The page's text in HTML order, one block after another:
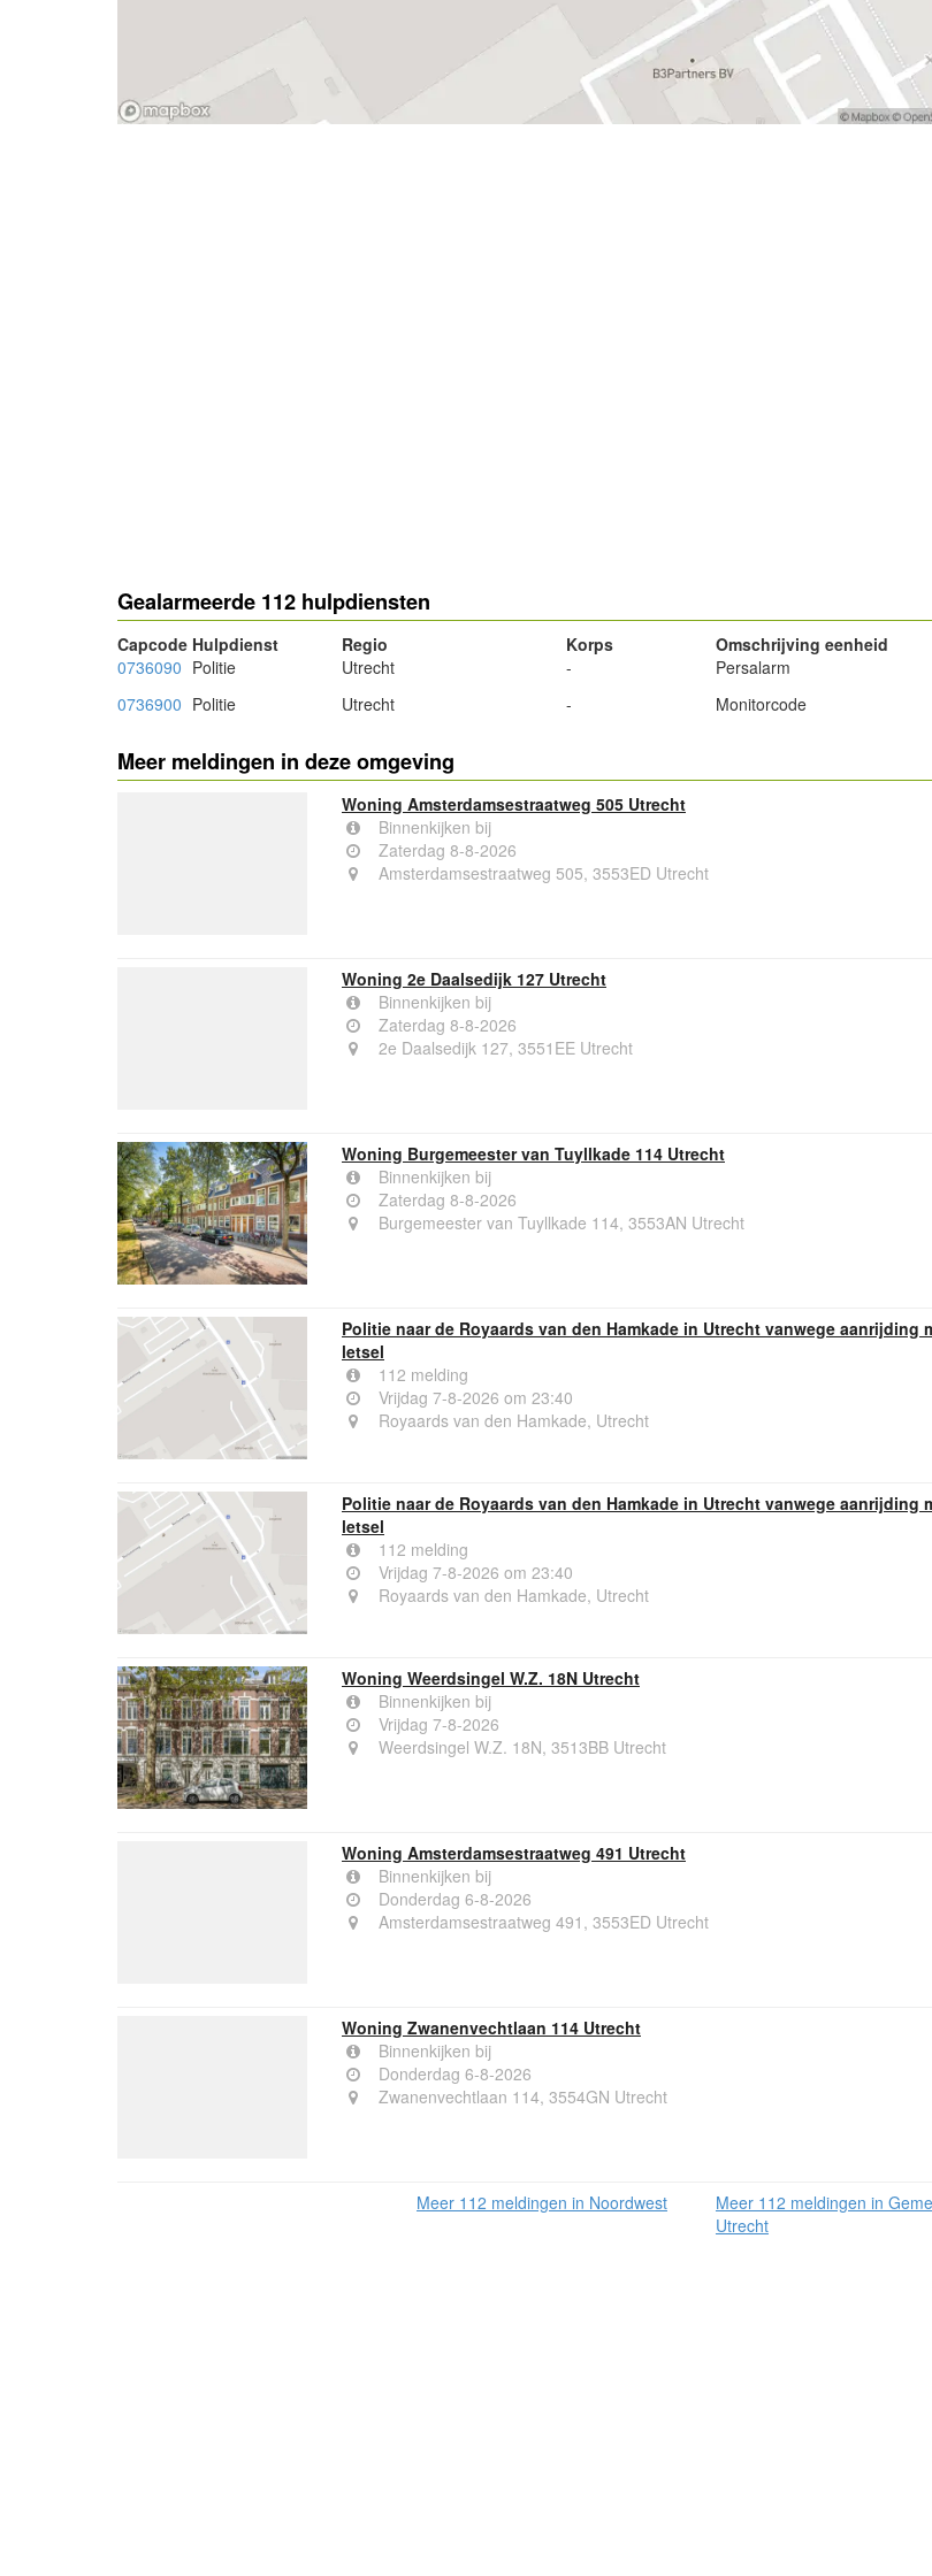
Gealarmeerde 112 hulpdiensten
Capcode Hulpdienst Regio Korps
Omschrijving eenheid
0736090 Politie Utrecht -
Persalarm
0736900 Politie Utrecht - Monitorcode
Meer meldingen in deze omgeving
Woning Amsterdamsestraatweg 505 Utrecht
Binnenkijken bij
Zaterdag 8-8-2026
Amsterdamsestraatweg 505, 3553ED Utrecht
Woning 2e Daalsedijk 127 Utrecht
Binnenkijken bij
Zaterdag 8-8-2026
2e Daalsedijk 127, 3551EE Utrecht
Woning Burgemeester van Tuyllkade 114 Utrecht
Binnenkijken bij
Zaterdag 8-8-2026
Burgemeester van Tuyllkade 114, 3553AN Utrecht
Politie naar de Royaards van den Hamkade in Utrecht vanwege aanrijding
letsel
112 melding
Vrijdag 7-8-2026 om 23:40
Royaards van den Hamkade, Utrecht
Politie naar de Royaards van den Hamkade in Utrecht vanwege aanrijding
letsel
112 melding
Vrijdag 7-8-2026 om 23:40
Royaards van den Hamkade, Utrecht
Woning Weerdsingel W.Z. 18N Utrecht
Binnenkijken bij
Vrijdag 7-8-2026
Weerdsingel W.Z. 18N, 3513BB Utrecht
Woning Amsterdamsestraatweg 491 Utrecht
Binnenkijken bij
Donderdag 6-8-2026
Amsterdamsestraatweg 491, 3553ED Utrecht
Woning Zwanenvechtlaan 114 Utrecht
Binnenkijken bij
Donderdag 6-8-2026
Zwanenvechtlaan 114, 3554GN Utrecht
Meer 112 meldingen in Noordwest
Meer 112 meldingen in
Utrecht